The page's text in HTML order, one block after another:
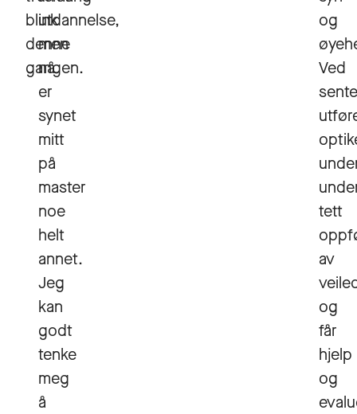
blink
denne
gangen.
utdannelse,
men
nå
er
synet
mitt
på
master
noe
helt
annet.
Jeg
kan
godt
tenke
meg
å
og
Ved
tett
av
og
får
hjelp
og